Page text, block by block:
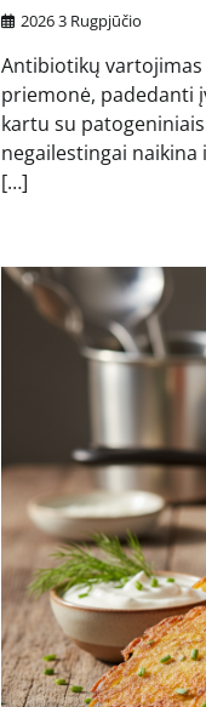
2026 3 Rugpjūčio
Antibiotikų
priemonė, padedanti
kartu su
negailestingai
[…]